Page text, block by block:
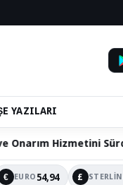
YAZILARI
Sürdürüyor
€ EURO 54,94 £ STERLIN